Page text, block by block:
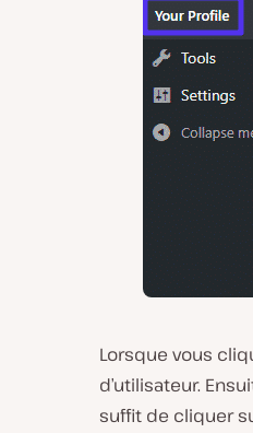
Lorsque vous
d’utilisateur.
suffit de cliquer